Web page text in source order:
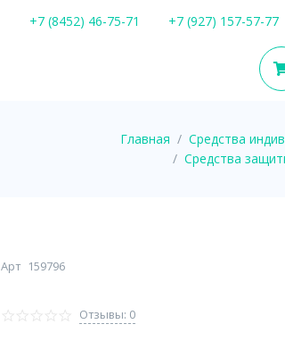
+7 (8452) 46-75-71 +7 (927) 157-57-77
Главная
Средства
Средства
Арт 159796
Отзывы: 0